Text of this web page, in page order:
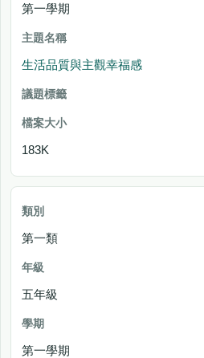
第一學期
生活品質與主觀幸福感
183K
第一類
五年級
第一學期